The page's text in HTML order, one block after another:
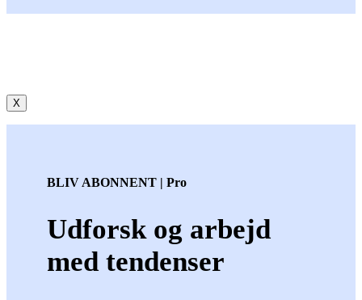
X
BLIV ABONNENT | Pro
Udforsk og arbejd
med tendenser